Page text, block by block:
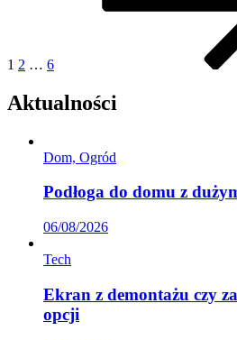
1 2 … 6
Aktualności
Dom, Ogród
Podłoga do domu z
06/08/2026
Tech
Ekran z demontażu czy
opcji